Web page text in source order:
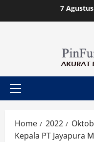
7
Primary
Home 2022
Kepala PT Jayapura